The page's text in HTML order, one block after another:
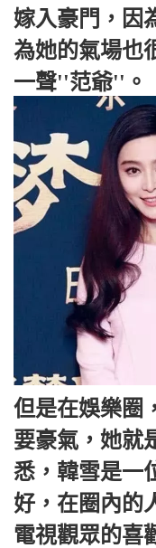
嫁入豪門，因
為她的氣場也
一聲''范爺''。
但是在娛樂圈
要豪氣，她就
悉，韓雪是一
好，在圈內的
電視觀眾的喜